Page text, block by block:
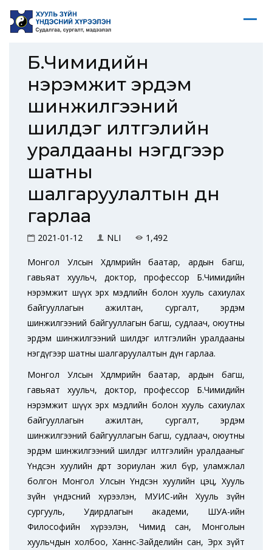
Б.Чимидийн
нэрэмжит эрдэм
шинжилгээний
шилдэг илтгэлийн
уралдааны нэгдүгээр
шатны
шалгаруулалтын дүн
гарлаа
2021-01-12 NLI 1,492
Монгол Улсын Хөдөлмөрийн баатар, ардын багш,
гавьяат хуульч, доктор, профессор Б.Чимидийн
нэрэмжит шүүх эрх мэдлийн болон хууль сахиулах
байгууллагын ажилтан, сургалт, эрдэм
шинжилгээний байгууллагын багш, судлаач, оюутны
эрдэм шинжилгээний шилдэг илтгэлийн уралдааны
нэгдүгээр шатны шалгаруулалтын дүн гарлаа.
Монгол Улсын Хөдөлмөрийн баатар, ардын багш,
гавьяат хуульч, доктор, профессор Б.Чимидийн
нэрэмжит шүүх эрх мэдлийн болон хууль сахиулах
байгууллагын ажилтан, сургалт, эрдэм
шинжилгээний байгууллагын багш, судлаач, оюутны
эрдэм шинжилгээний шилдэг илтгэлийн уралдааныг
Үндсэн хуулийн өдөрт зориулан жил бүр, уламжлал
болгон Монгол Улсын Үндсэн хуулийн цэц, Хууль
зүйн үндэсний хүрээлэн, МУИС-ийн Хууль зүйн
сургууль, Удирдлагын академи, ШУА-ийн
Философийн хүрээлэн, Чимид сан, Монголын
хуульчдын холбоо, Ханнс-Зайделийн сан, Эрх зүйт